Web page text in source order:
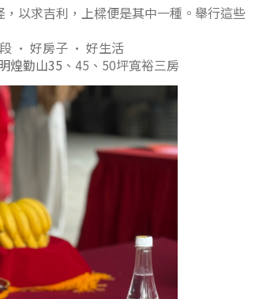
以求吉利，上樑便是其中一種。舉行這些
· 好房子 · 好生活
煌勤山35 、45、50坪寬裕三房